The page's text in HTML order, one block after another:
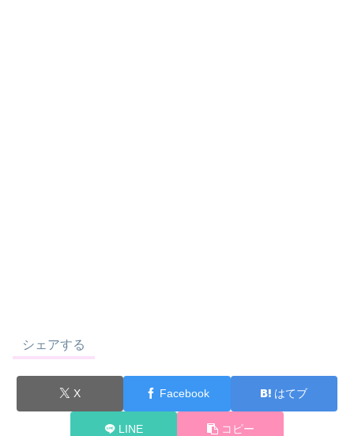
シェアする
X Facebook はてブ
LINE コピー